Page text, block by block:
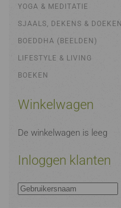
YOGA & MEDITATIE
SJAALS, DEKENS & DOEKEN
BOEDDHA (BEELDEN)
LIFESTYLE & LIVING
BOEKEN
Winkelwagen
De winkelwagen is leeg
Inloggen klanten